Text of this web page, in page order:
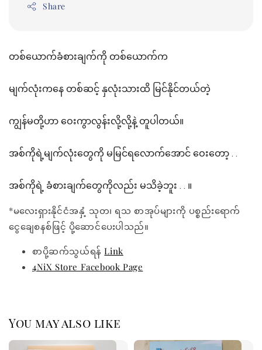
Share
တစ်ယောက်ခံစားချက်ကို တစ်ယောက်က
မျက်လုံးကနေ တစ်ဆင့် နှလုံးသားထိ မြင်နိုင်တယ်တဲ့
ကျွန်မတို့ဟာ ဝေးကွာလွန်းလို့လို့နဲ့ တူပါတယ်။
အစ်ကိုရဲ့မျက်လုံးတွေကို မမြင်ရလောက်အောင် ဝေးတော့ . .
အစ်ကိုရဲ့ ခံစားချက်တွေကိုလည်း မသိခဲ့ဘူး . . ။
*မလေးရှားနိုင်ငံအနှံ့ သုတ၊ ရသ စာအုပ်များကို ပစ္စည်းရောက်
ငွေချေစနစ်ဖြင့် ပို့ဆောင်ပေးပါသည်။
စာပို့ဆက်သွယ်ရန်Link
4NiX Store Facebook Page
You may also like